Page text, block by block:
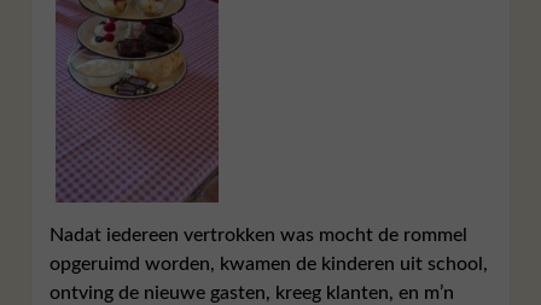
Nadat iedereen vertrokken was mocht de rommel
opgeruimd worden, kwamen de kinderen uit school,
ontving de nieuwe gasten, kreeg klanten, en m’n